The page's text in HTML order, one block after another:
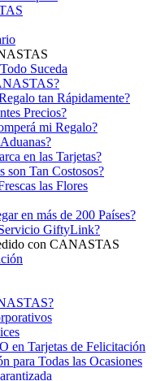
Suceda
tan Rápidamente?
Precios?
mi Regalo?
en las Tarjetas?
son Tan Costosos?
las Flores
en más de 200 Países?
GiftyLink?
con CANASTAS
en Tarjetas de Felicitación
para Todas las Ocasiones